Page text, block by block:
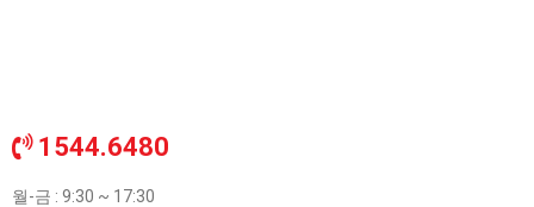
1544.6480
월-금 : 9:30 ~ 17:30